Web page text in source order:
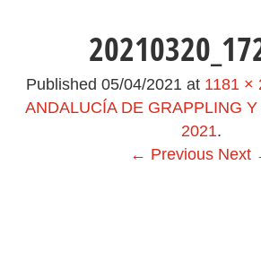
Published 05/04/2021at 1181 ×
ANDALUCÍA DE GRAPPLING
2021.
← Previous Next